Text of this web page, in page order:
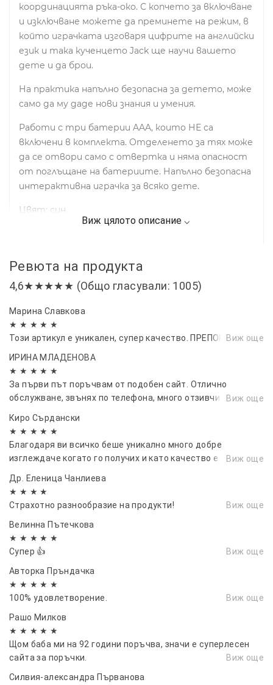
координацията ръка-око. С копчето за включване
и изключване можете да преминете на режим, в
който играчката изговаря цифрите на английски
език и така кученцето Jack ще научи вашето
дете и да брои.
На практика напълно безопасна за детето, може
само да му даде нови знания и умения.
Работи с три батерии AAA, които НЕ са
включени в комплекта. Отделенето за тях може
да се отвори само с отвертка и няма опасност
от поглъщане на батериите. Напълно безопасна
интерактивна играчка за всяко дете.
Цвят: син
Ревюта на продукта
4,6★★★★★ (Общо гласували: 1005)
Марина Славкова
★ ★ ★ ★ ★
Този артикул е уникален, супер качество. ПРЕПОРЪЧВАМ
Виж още
ИРИНА МЛАДЕНОВА
★ ★ ★ ★ ★
За първи път поръчвам от подобен сайт. Отлично
обслужване, звънях по телефона, много отзивчиви. След
се възползвала отново от услугите им и препоръчвам и на
Виж още
Киро Сърдански
★ ★ ★ ★ ★
Благодаря ви всичко беше уникално много добре
изглеждаче когато го получих и като качество е
Виж още
Др. Еленица Чанлиева
★ ★ ★ ★
Страхотно разнообразие на продукти!
Виж още
Велинна Пътечкова
★ ★ ★ ★ ★
Супер 👍
Виж още
Авторка Пръндачка
★ ★ ★ ★ ★
100% удовлетворение.
Виж още
Рашо Милков
★ ★ ★ ★ ★
Щом баба ми на 92 години поръчва, значи е суперлесен
сайта за поръчки.
Виж още
Силвия-александра Първанова